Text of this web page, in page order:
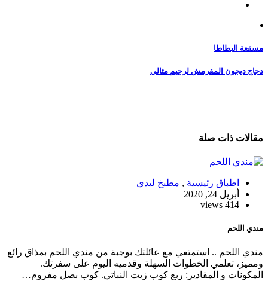
تصفّح
المقالات
مسقعة البطاطا
دجاج ديجون المقرمش لرجيم مثالي
مقالات ذات صلة
اطباق رئيسية , مطبخ ليدي
أبريل 24, 2020
414 views
مندي اللحم
مندي اللحم .. استمتعي مع عائلتك بوجبة من مندي اللحم بمذاق رائع
ومميز، تعلمي الخطوات السهلة وقدميه اليوم على سفرتك.
المكونات و المقادير: ربع كوب زيت النباتي. كوب بصل مفروم…